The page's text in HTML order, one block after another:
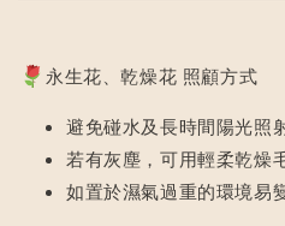
永生花、乾燥花 照顧方式
避免碰水及長時間陽光照射
若有灰塵，可用輕柔乾燥
如置於濕氣過重的環境易